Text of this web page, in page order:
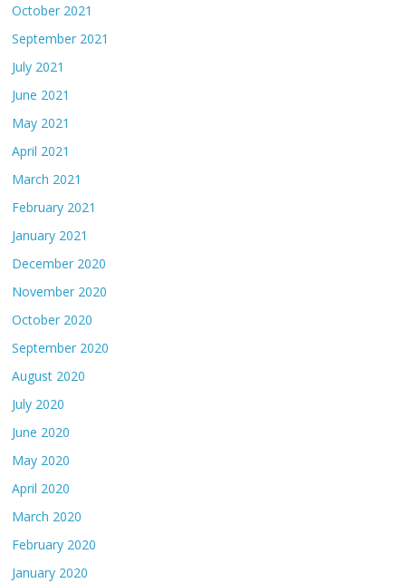
October 2021
September 2021
July 2021
June 2021
May 2021
April 2021
March 2021
February 2021
January 2021
December 2020
November 2020
October 2020
September 2020
August 2020
July 2020
June 2020
May 2020
April 2020
March 2020
February 2020
January 2020